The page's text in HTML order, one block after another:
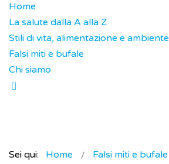
Home
La salute dalla A alla Z
Stili di vita, alimentazione e ambiente
Falsi miti e bufale
Chi siamo
Sei qui: Home
Falsi miti e bufale